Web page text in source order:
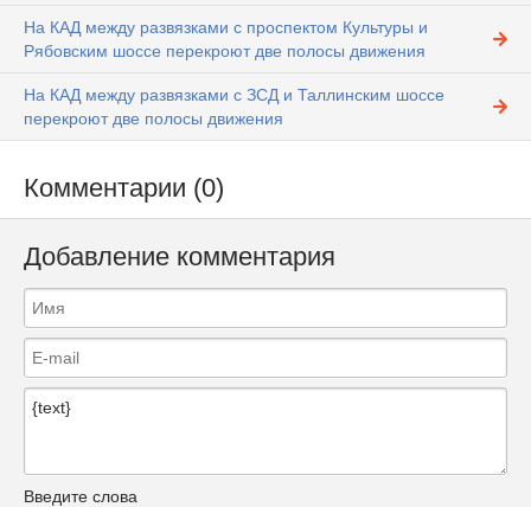
На КАД между развязками с проспектом Культуры и
Рябовским шоссе перекроют две полосы движения
На КАД между развязками с ЗСД и Таллинским шоссе
перекроют две полосы движения
Комментарии (0)
Добавление комментария
Введите слова